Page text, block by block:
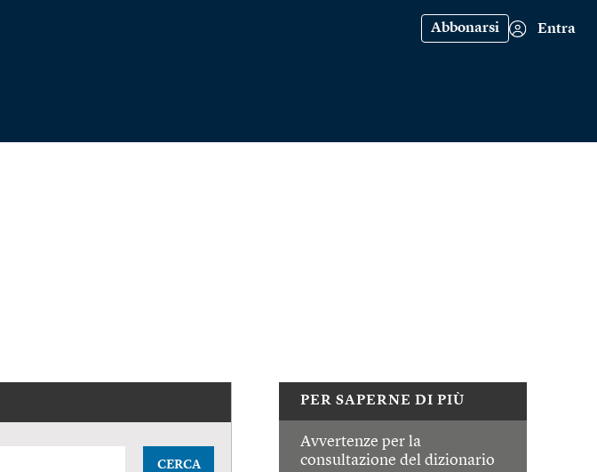
Abbonarsi Entra
PER SAPERNE DI PIÙ
Avvertenze per la
consultazione del dizionario
CERCA